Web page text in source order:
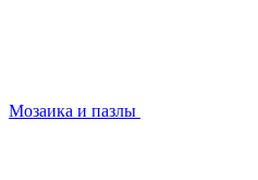
Мозаика и пазлы